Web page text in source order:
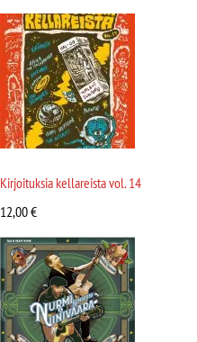
Kirjoituksia kellareista vol. 14
12,00€